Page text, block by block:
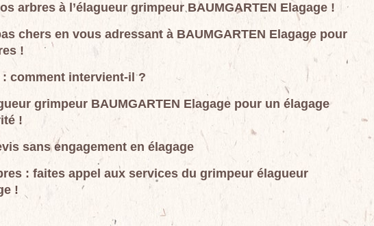
arbres à l’élagueur grimpeur BAUMGARTEN Elagage !
chers en vous adressant à BAUMGARTEN Elagage pour
!
comment intervient-il ?
grimpeur BAUMGARTEN Elagage pour un élagage
!
sans engagement en élagage
: faites appel aux services du grimpeur élagueur
!